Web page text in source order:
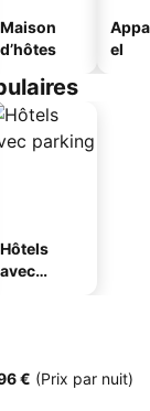
Maison
d’hôtes
el
Hôtels
avec
€ (Prix par nuit)